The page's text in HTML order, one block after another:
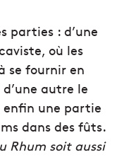
parties : d’une
où les
se fournir en
autre le
enfin une partie
dans des fûts.
Rhum soit aussi